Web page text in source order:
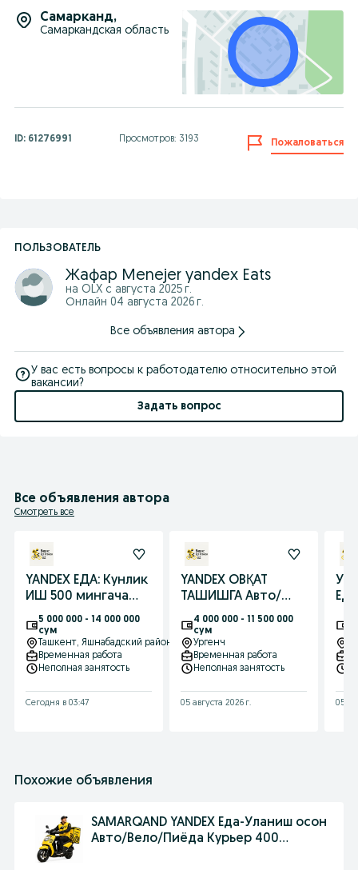
Самарканд,
Самаркандская область
ID: 61276991 Просмотров: 3193 Пожаловаться
ПОЛЬЗОВАТЕЛЬ
Жафар Menejer yandex Eats
на OLX с августа 2025 г.
Онлайн 04 августа 2026 г.
Все объявления автора
У вас есть вопросы к работодателю относительно этой
вакансии?
Задать вопрос
Все объявления автора
Смотреть все
YANDEX ЕДА: Кунлик
ИШ 500 мингача
АВТО/ВЕЛО КУРЬЕР!
Эркин
график+БОНУС
5 000 000 - 14 000 000
сум
Ташкент, Яшнабадский район
Временная работа
Неполная занятость
Сегодня в 03:47
YANDEX ОВҚАТ
ТАШИШГА Авто/
Вело КУРЬЕР КЕРАК
Кунли
даромад+Эркин
график
4 000 000 - 11 500 000
сум
Ургенч
Временная работа
Неполная занятость
05 августа 2026 г. 05
Похожие объявления
SAMARQAND YANDEX Еда-Уланиш осон
Aвто/Вело/Пиёда Курьер 400